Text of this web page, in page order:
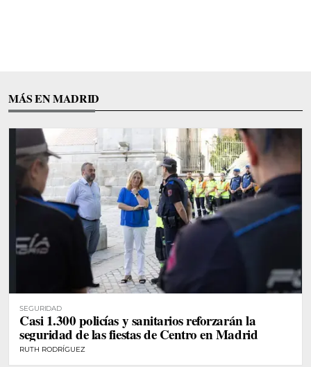
MÁS EN MADRID
SEGURIDAD
Casi 1.300 policías y sanitarios reforzarán la
seguridad de las fiestas de Centro en Madrid
RUTH RODRÍGUEZ